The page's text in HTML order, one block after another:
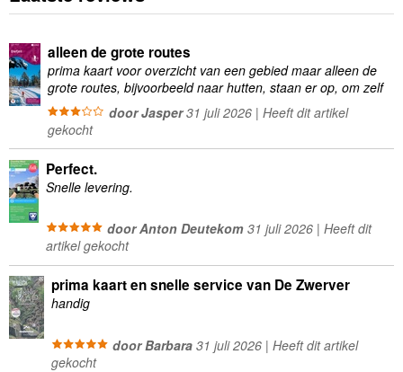
alleen de grote routes
prima kaart voor overzicht van een gebied maar alleen de
grote routes, bijvoorbeeld naar hutten, staan er op, om zelf
wandelingen te plannen minder geschikt
door Jasper31 juli 2026 | Heeft dit artikel
gekocht
Perfect.
Snelle levering.
door Anton Deutekom31 juli 2026 | Heeft dit
artikel gekocht
prima kaart en snelle service van De Zwerver
handig
door Barbara31 juli 2026 | Heeft dit artikel
gekocht